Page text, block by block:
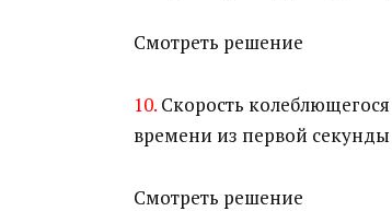
Смотреть решение
10. Скорость
времени из первой
Смотреть решение